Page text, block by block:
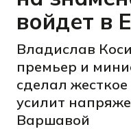
войдет в
Владислав
премьер и
сделал
усилит
Варшавой